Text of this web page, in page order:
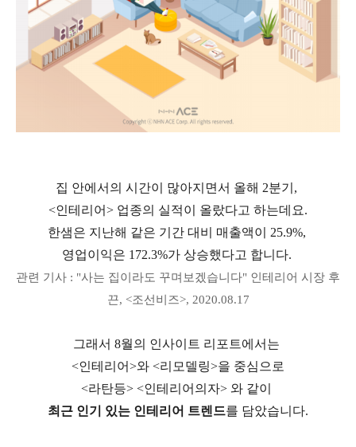
집 안에서의 시간이 많아지면서 올해 2분기,
<인테리어> 업종의 실적이 올랐다고 하는데요.
한샘은 지난해 같은 기간 대비 매출액이 25.9%,
영업이익은 172.3%가 상승했다고 합니다.
관련 기사 : "사는 집이라도 꾸며보겠습니다" 인테리어 시장 후
끈, <조선비즈>, 2020.08.17​
그래서 8월의 인사이트 리포트에서는
<인테리어>와 <리모델링>을 중심으로
<라탄등> <인테리어의자> 와 같이
최근 인기 있는 인테리어 트렌드를 담았습니다.